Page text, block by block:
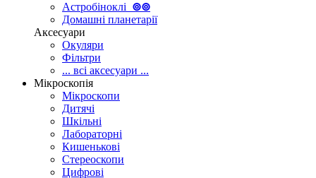
Астробіноклі ⊚⊚
Домашні планетарії
Аксесуари
Окуляри
Фільтри
... всі аксесуари ...
Мікроскопія
Мікроскопи
Дитячі
Шкільні
Лабораторні
Кишенькові
Стереоскопи
Цифрові